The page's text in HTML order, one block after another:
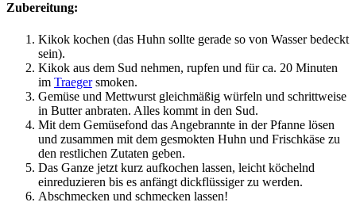
Zubereitung:
Kikok kochen (das Huhn sollte gerade so von Wasser bedeckt
sein).
Kikok aus dem Sud nehmen, rupfen und für ca. 20 Minuten
im Traegersmoken.
Gemüse und Mettwurst gleichmäßig würfeln und schrittweise
in Butter anbraten. Alles kommt in den Sud.
Mit dem Gemüsefond das Angebrannte in der Pfanne lösen
und zusammen mit dem gesmokten Huhn und Frischkäse zu
den restlichen Zutaten geben.
Das Ganze jetzt kurz aufkochen lassen, leicht köchelnd
einreduzieren bis es anfängt dickflüssiger zu werden.
Abschmecken und schmecken lassen!